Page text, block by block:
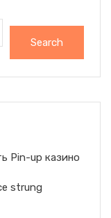
Search
Pin-up казино
strung